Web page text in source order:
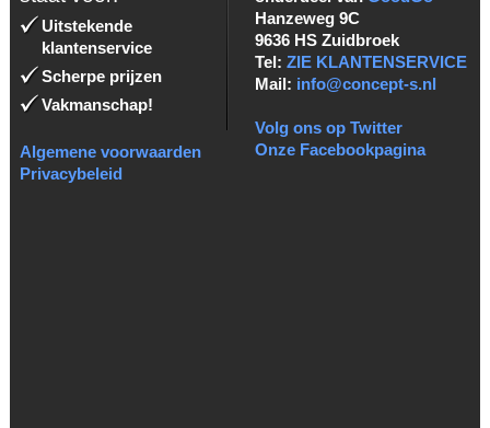
Uitstekende
klantenservice
Scherpe prijzen
Vakmanschap!
Algemene voorwaarden
Privacybeleid
Hanzeweg 9C
9636 HS Zuidbroek
Tel: ZIE KLANTENSERVICE
Mail: info@concept-s.nl
Volg ons op Twitter
Onze Facebookpagina